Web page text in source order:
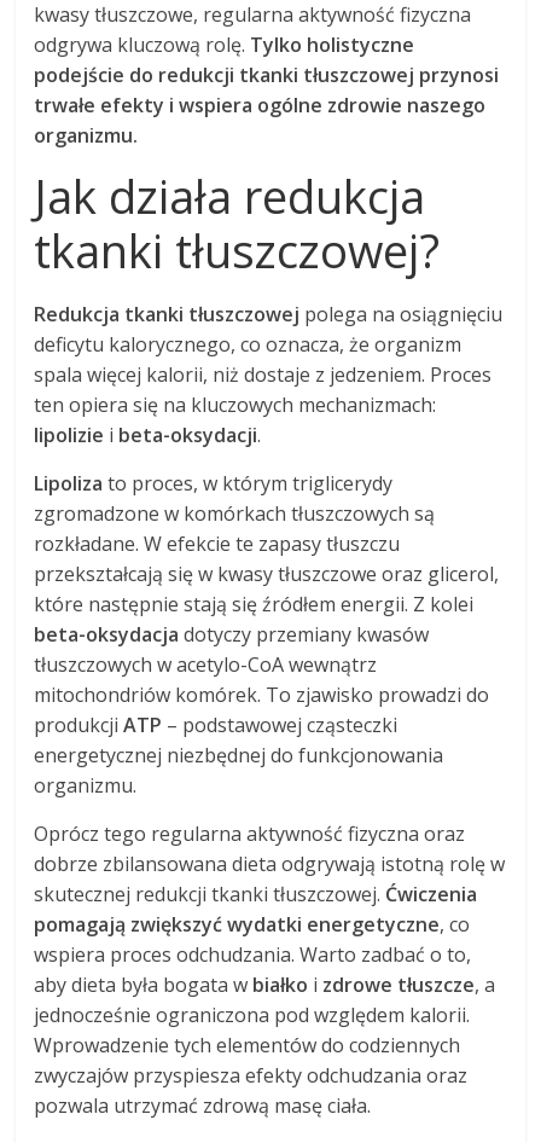
kwasy tłuszczowe, regularna aktywność fizyczna
odgrywa kluczową rolę. Tylko holistyczne
podejście do redukcji tkanki tłuszczowej przynosi
trwałe efekty i wspiera ogólne zdrowie naszego
organizmu.
Jak działa redukcja
tkanki tłuszczowej?
Redukcja tkanki tłuszczowej polega na osiągnięciu
deficytu kalorycznego, co oznacza, że organizm
spala więcej kalorii, niż dostaje z jedzeniem. Proces
ten opiera się na kluczowych mechanizmach:
lipolizie i beta-oksydacji.
Lipoliza to proces, w którym triglicerydy
zgromadzone w komórkach tłuszczowych są
rozkładane. W efekcie te zapasy tłuszczu
przekształcają się w kwasy tłuszczowe oraz glicerol,
które następnie stają się źródłem energii. Z kolei
beta-oksydacja dotyczy przemiany kwasów
tłuszczowych w acetylo-CoA wewnątrz
mitochondriów komórek. To zjawisko prowadzi do
produkcjiATP – podstawowej cząsteczki
energetycznej niezbędnej do funkcjonowania
organizmu.
Oprócz tego regularna aktywność fizyczna oraz
dobrze zbilansowana dieta odgrywają istotną rolę w
skutecznej redukcji tkanki tłuszczowej. Ćwiczenia
pomagają zwiększyć wydatki energetyczne, co
wspiera proces odchudzania. Warto zadbać o to,
aby dieta była bogata w białko i zdrowe tłuszcze, a
jednocześnie ograniczona pod względem kalorii.
Wprowadzenie tych elementów do codziennych
zwyczajów przyspiesza efekty odchudzania oraz
pozwala utrzymać zdrową masę ciała.